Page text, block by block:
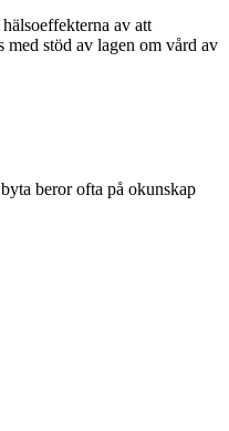
av att
med stöd av lagen om vård av
beror ofta på okunskap